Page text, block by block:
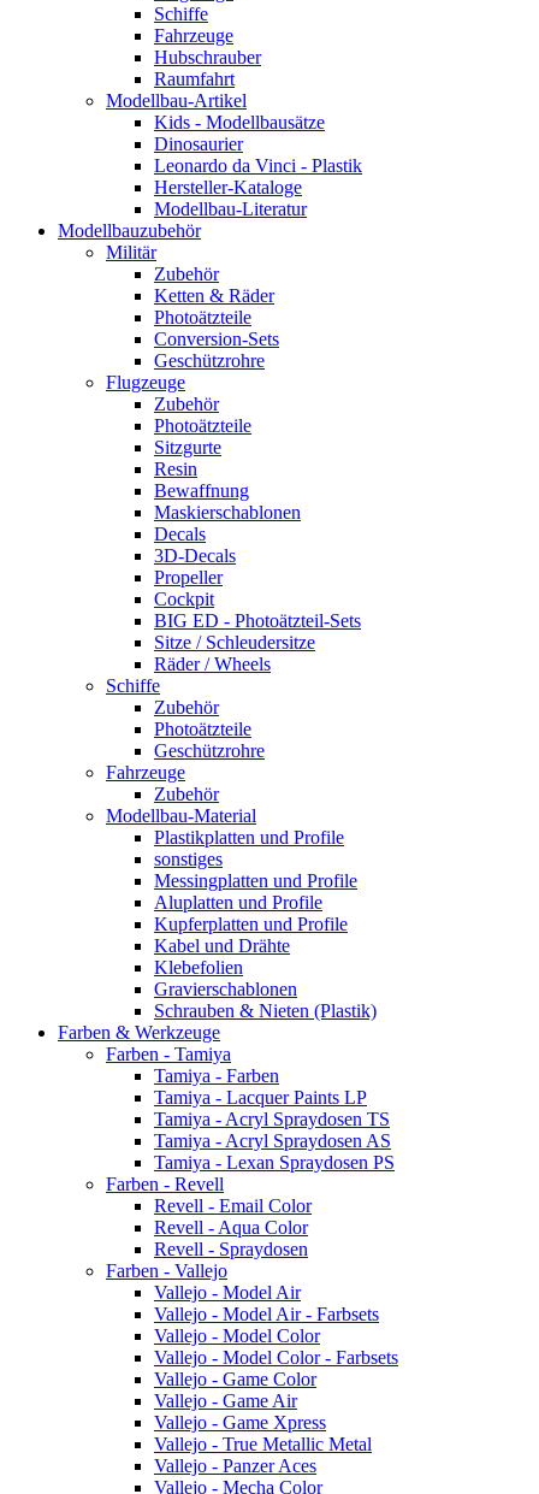
Schiffe
Fahrzeuge
Hubschrauber
Raumfahrt
Modellbau-Artikel
Kids - Modellbausätze
Dinosaurier
Leonardo da Vinci - Plastik
Hersteller-Kataloge
Modellbau-Literatur
Modellbauzubehör
Militär
Zubehör
Ketten & Räder
Photoätzteile
Conversion-Sets
Geschützrohre
Flugzeuge
Zubehör
Photoätzteile
Sitzgurte
Resin
Bewaffnung
Maskierschablonen
Decals
3D-Decals
Propeller
Cockpit
BIG ED - Photoätzteil-Sets
Sitze / Schleudersitze
Räder / Wheels
Schiffe
Zubehör
Photoätzteile
Geschützrohre
Fahrzeuge
Zubehör
Modellbau-Material
Plastikplatten und Profile
sonstiges
Messingplatten und Profile
Aluplatten und Profile
Kupferplatten und Profile
Kabel und Drähte
Klebefolien
Gravierschablonen
Schrauben & Nieten (Plastik)
Farben & Werkzeuge
Farben - Tamiya
Tamiya - Farben
Tamiya - Lacquer Paints LP
Tamiya - Acryl Spraydosen TS
Tamiya - Acryl Spraydosen AS
Tamiya - Lexan Spraydosen PS
Farben - Revell
Revell - Email Color
Revell - Aqua Color
Revell - Spraydosen
Farben - Vallejo
Vallejo - Model Air
Vallejo - Model Air - Farbsets
Vallejo - Model Color
Vallejo - Model Color - Farbsets
Vallejo - Game Color
Vallejo - Game Air
Vallejo - Game Xpress
Vallejo - True Metallic Metal
Vallejo - Panzer Aces
Vallejo - Mecha Color